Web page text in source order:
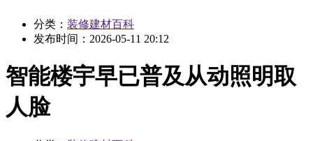
分类： 装修建材百科
发布时间： 2026-05-11 20:12
智能楼宇早已普及从动照明取
人脸